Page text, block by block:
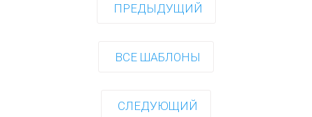
ПРЕДЫДУЩИЙ
ВСЕ ШАБЛОНЫ
СЛЕДУЮЩИЙ